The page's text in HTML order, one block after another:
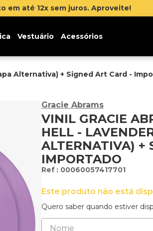
em até 12x sem juros. Aproveite!
Vestuário Acessórios
Alternativa) + Signed Art Card -
Gracie Abrams
VINIL GRACIE
HELL -
ALTERNATIVA) +
IMPORTADO
: 00060057417701
Este produto não está
Quero saber quando estiver